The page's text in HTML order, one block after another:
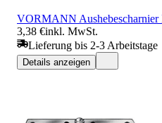
VORMANN
3,38 €inkl. MwSt.
Lieferung bis 2-3 Arbeitstage
Details anzeigen